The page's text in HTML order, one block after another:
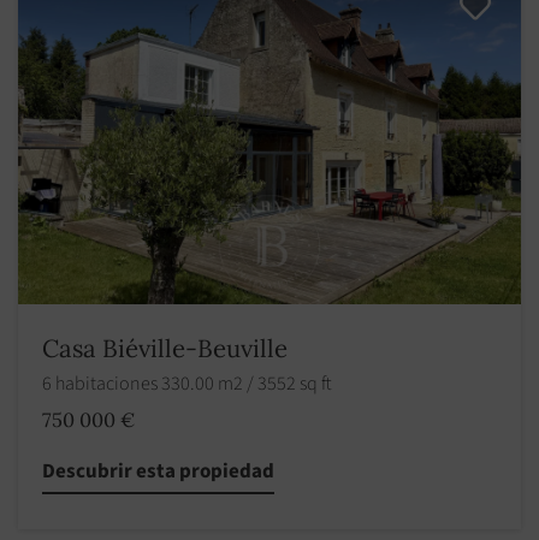
Casa Biéville-Beuville
6 habitaciones 330.00 m2 / 3552 sq ft
750 000 €
Descubrir esta propiedad